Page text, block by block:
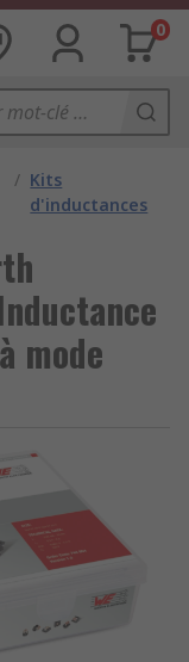
0
/ Kits
d'inductances
mode